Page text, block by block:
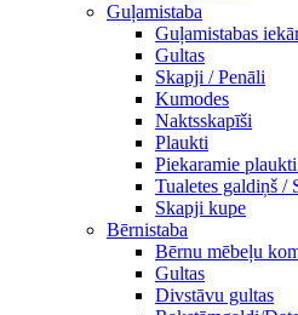
Guļamistaba
Guļamistabas
Gultas
Skapji / Penāli
Kumodes
Naktsskapīši
Plaukti
Piekaramie
Tualetes galdiņš /
Skapji kupe
Bērnistaba
Bērnu mēbeļu
Gultas
Divstāvu gultas